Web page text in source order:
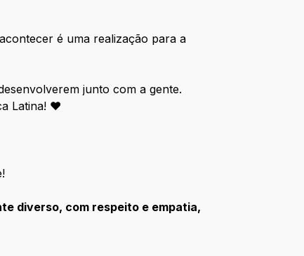
é uma realização para a
junto com a gente.
Latina! ♥
diverso, com respeito e empatia,